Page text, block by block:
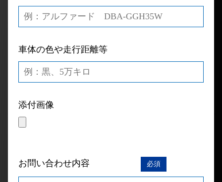
車体の色や走行距離等
添付画像
お問い合わせ内容 必須